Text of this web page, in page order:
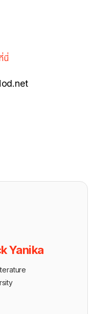
นี่
Yanika